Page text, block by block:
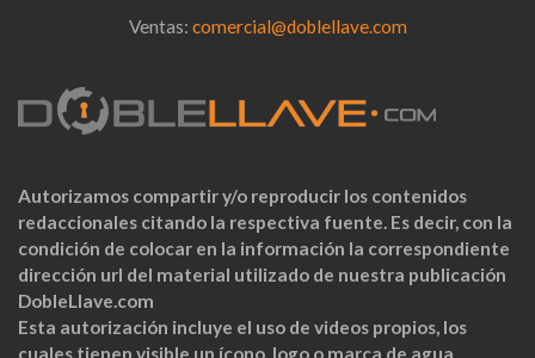
Ventas: comercial@doblellave.com
Autorizamos compartir y/o reproducir los contenidos
redaccionales citando la respectiva fuente. Es decir, con la
condición de colocar en la información la correspondiente
dirección url del material utilizado de nuestra publicación
DobleLlave.com
Esta autorización incluye el uso de videos propios, los
cuales tienen visible un ícono, logo o marca de agua.